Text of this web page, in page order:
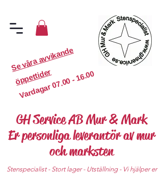
S
e
v
år
a
a
v
vi
k
a
n
d
e
ö
p
p
etti
d
er
Vardagar
07.00 - 16.00
GH Service AB Mur & Mark
Er personliga leverantör av mur
och marksten
Stenspecialist - Stort lager - Utställning - Vi hjälper er